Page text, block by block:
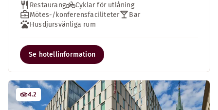
Restaurang
Cyklar för utlåning
Mötes-/konferensfaciliteter
Bar
Husdjursvänliga rum
Se hotellinformation
4.2